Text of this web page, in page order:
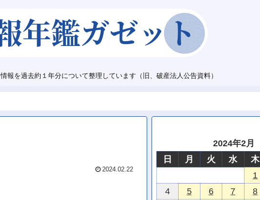
報を過去約１年分について整理しています（旧、破産法人公告資料）
2024.02.22
2024年2月
日
月 火 水 木
1
4
5 6 7 8